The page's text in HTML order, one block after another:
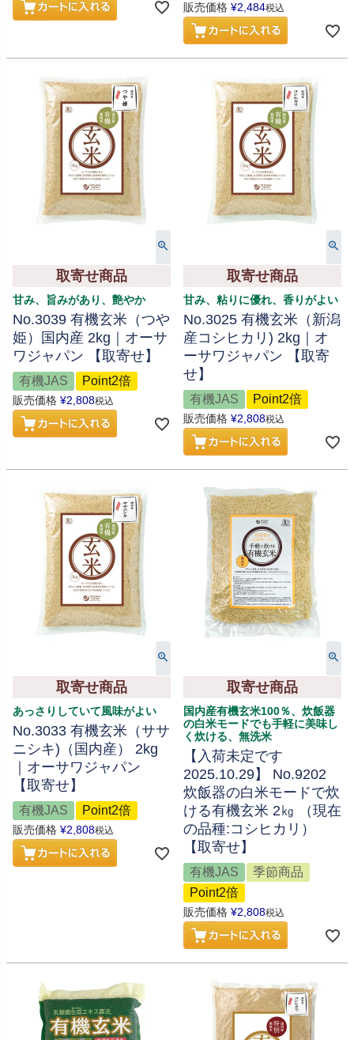
販売価格 ¥2,484税込
取寄せ商品
甘み、旨みがあり、艶やか
No.3039 有機玄米（つや
姫）国内産 2kg｜オーサ
ワジャパン 【取寄せ】
有機JAS Point2倍
販売価格 ¥2,808税込
取寄せ商品
甘み、粘りに優れ、香りがよい
No.3025 有機玄米（新潟
産コシヒカリ) 2kg｜オ
ーサワジャパン 【取寄
せ】
有機JAS Point2倍
販売価格 ¥2,808税込
取寄せ商品
あっさりしていて風味がよい
No.3033 有機玄米（ササ
ニシキ)（国内産） 2kg
｜オーサワジャパン
【取寄せ】
有機JAS Point2倍
販売価格 ¥2,808税込
取寄せ商品
国内産有機玄米100％、炊飯器
の白米モードでも手軽に美味し
く炊ける、無洗米
【入荷未定です
2025.10.29】 No.9202
炊飯器の白米モードで炊
ける有機玄米 2㎏ （現在
の品種:コシヒカリ）
【取寄せ】
有機JAS
季節商品
Point2倍
販売価格 ¥2,808税込